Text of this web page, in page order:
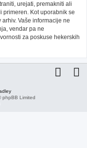
urejati, premakniti ali
primeren. Kot uporabnik se
Vaše informacije ne
vendar pa ne
za poskuse hekerskih
phpBB Limited